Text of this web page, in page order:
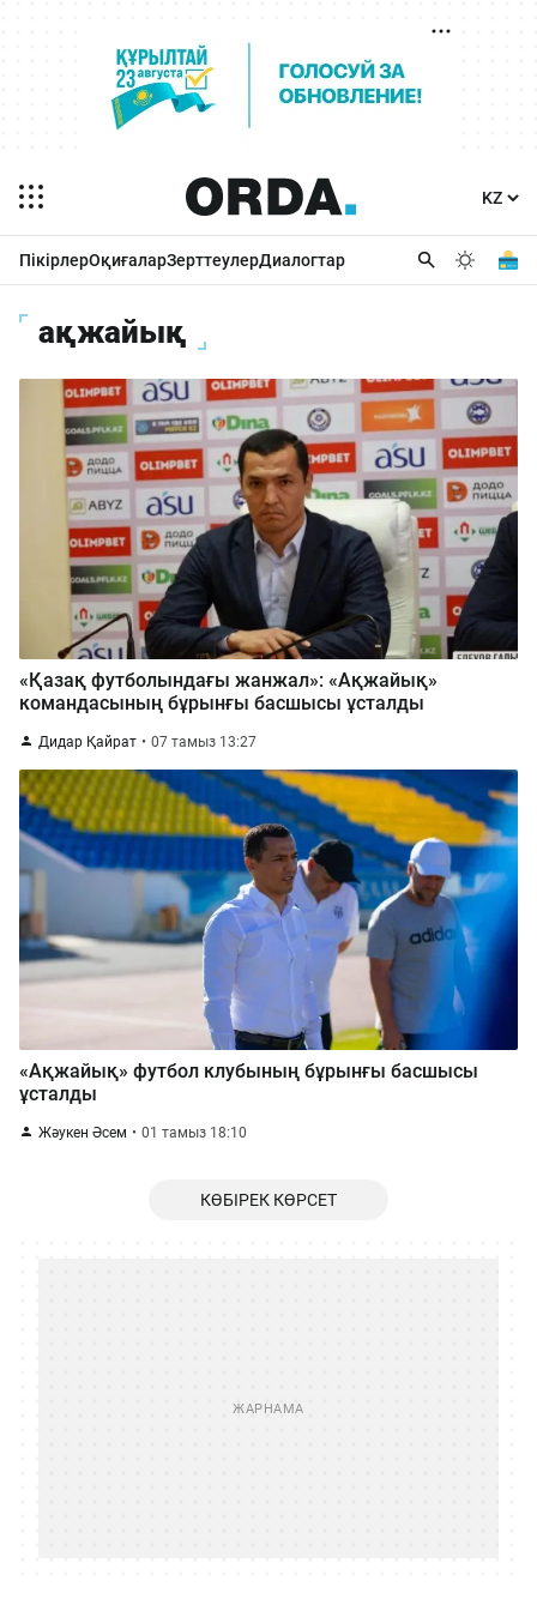
ПікірлерОқиғаларЗерттеулерДиалогтар
ақжайық
«Қазақ футболындағы жанжал»: «Ақжайық»
командасының бұрынғы басшысы ұсталды
Дидар Қайрат 07 тамыз 13:27
«Ақжайық» футбол клубының бұрынғы басшысы
ұсталды
Жәукен Әсем 01 тамыз 18:10
КӨБІРЕК КӨРСЕТ